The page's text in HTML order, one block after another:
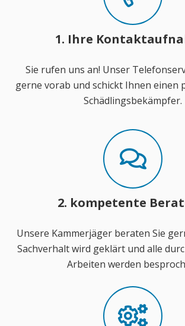
1. Ihre
Sie rufen uns an! Unser
gerne vorab und schickt Ihnen einen
Schädlingsbekämpfer.
2. kompetente
Unsere Kammerjäger beraten Sie
Sachverhalt wird geklärt und alle
Arbeiten werden